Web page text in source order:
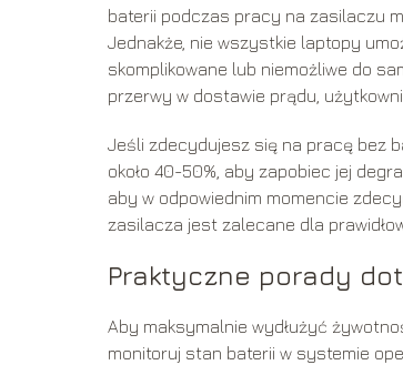
baterii podczas pracy na zasilaczu
Jednakże, nie wszystkie laptopy
skomplikowane lub niemożliwe do
przerwy w dostawie prądu,
Jeśli zdecydujesz się na pracę bez
około 40-50%, aby zapobiec jej
aby w odpowiednim momencie
zasilacza jest zalecane dla
Praktyczne porady
Aby maksymalnie wydłużyć
monitoruj stan baterii w systemie